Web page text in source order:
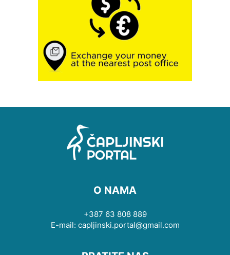
O NAMA
+387 63 808 889
E-mail: capljinski.portal@gmail.com